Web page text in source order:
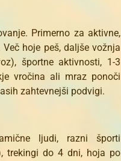
Primerno za aktivne,
hoje peš, daljše vožnja
športne aktivnosti, 1-3
vročina ali mraz ponoči
zahtevnejši podvigi.
ljudi, razni športi
trekingi do 4 dni, hoja po